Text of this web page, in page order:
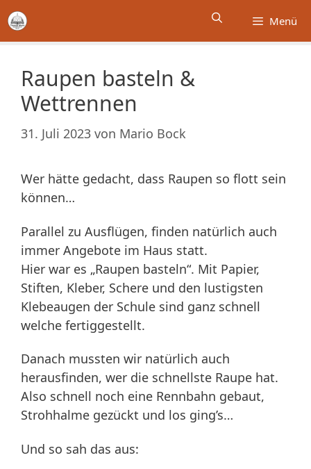
Zum
Inhalt
springen
Menü
Raupen basteln &
Wettrennen
31. Juli 2023 von Mario Bock
Wer hätte gedacht, dass Raupen so flott sein
können…
Parallel zu Ausflügen, finden natürlich auch
immer Angebote im Haus statt.
Hier war es „Raupen basteln“. Mit Papier,
Stiften, Kleber, Schere und den lustigsten
Klebeaugen der Schule sind ganz schnell
welche fertiggestellt.
Danach mussten wir natürlich auch
herausfinden, wer die schnellste Raupe hat.
Also schnell noch eine Rennbahn gebaut,
Strohhalme gezückt und los ging’s…
Und so sah das aus: